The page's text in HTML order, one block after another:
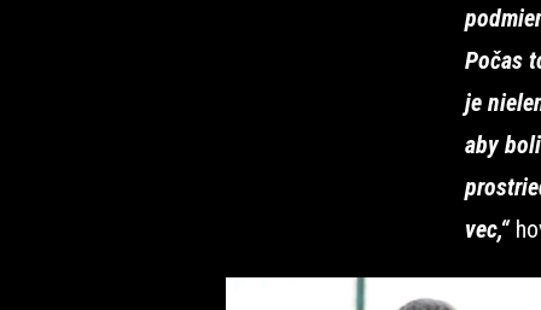
Počas
je
aby
vec,“